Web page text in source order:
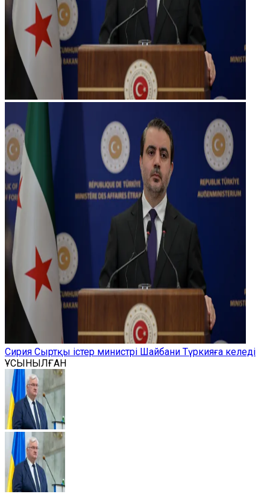
Сирия Сыртқы істер министрі Шайбани Түркияға келеді
ҰСЫНЫЛҒАН